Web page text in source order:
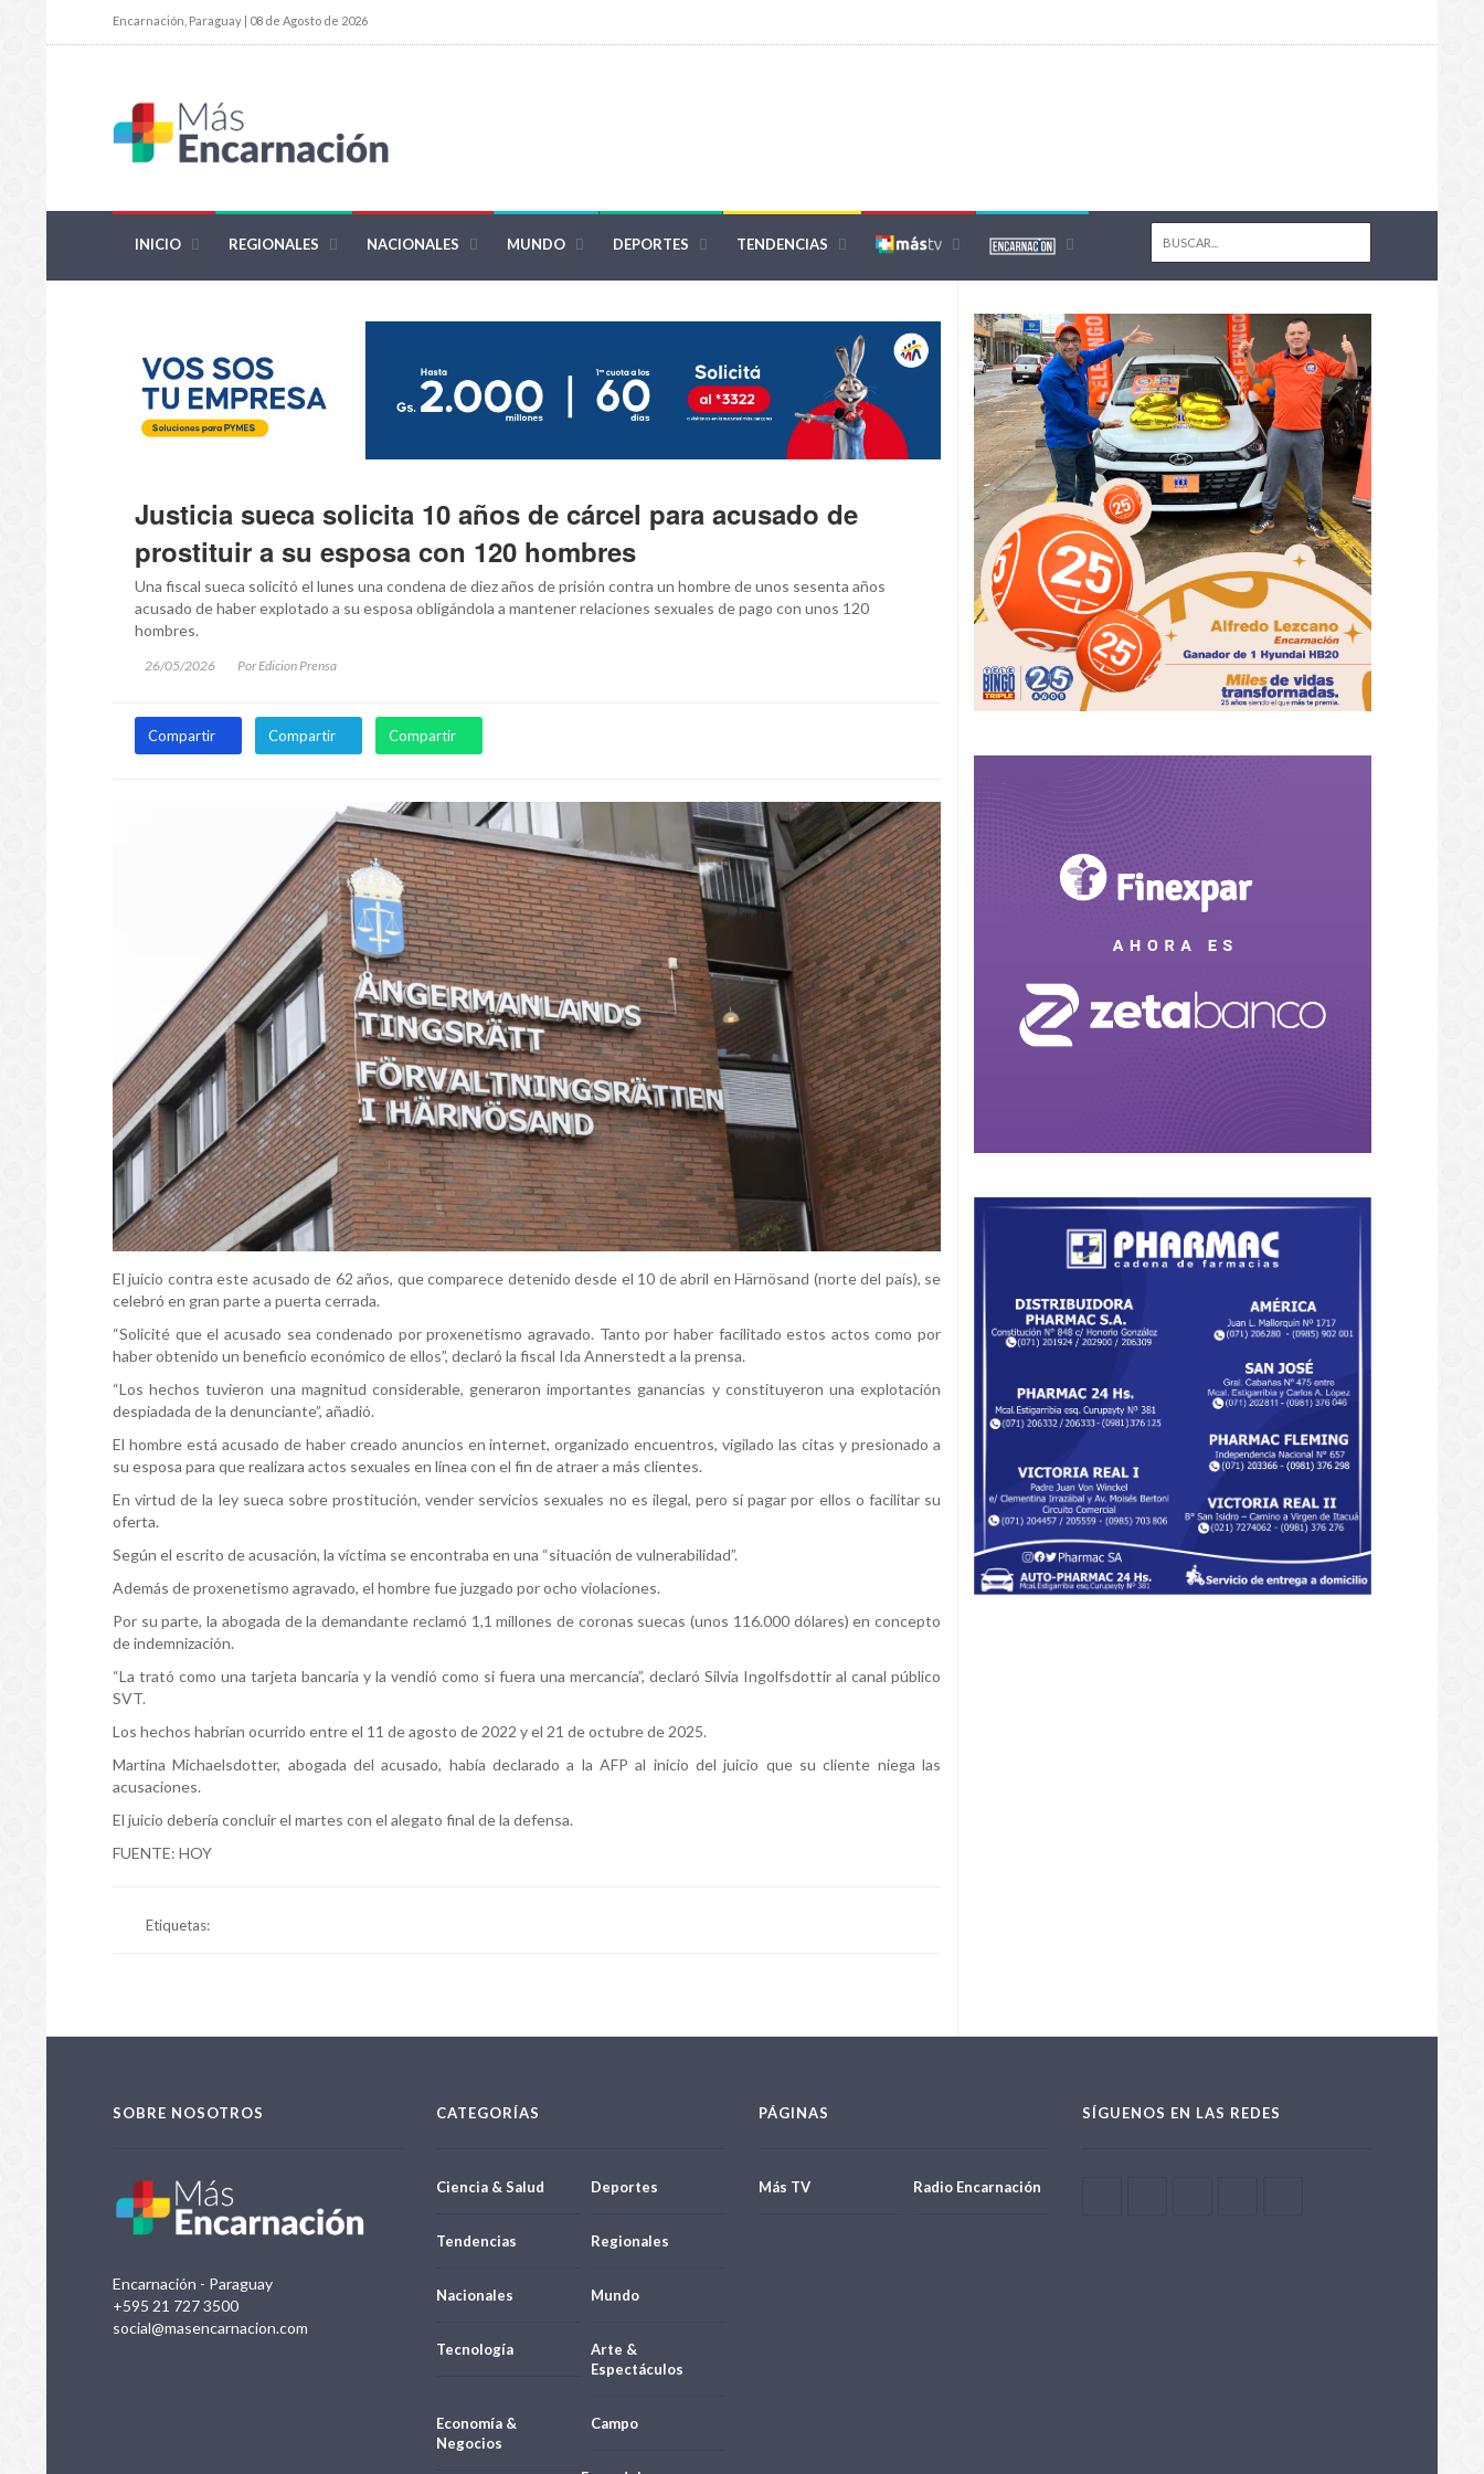
Encarnación, Paraguay | 08 de Agosto de 2026
INICIO REGIONALES NACIONALES MUNDO DEPORTES TENDENCIAS
Justicia sueca solicita 10 años de cárcel para acusado de
prostituir a su esposa con 120 hombres
Una fiscal sueca solicitó el lunes una condena de diez años de prisión contra un hombre de unos sesenta años
acusado de haber explotado a su esposa obligándola a mantener relaciones sexuales de pago con unos 120
hombres.
26/05/2026 Por Edicion Prensa
Compartir Compartir Compartir
El juicio contra este acusado de 62 años, que comparece detenido desde el 10 de abril en Härnösand (norte del país), se
celebró en gran parte a puerta cerrada.
“Solicité que el acusado sea condenado por proxenetismo agravado. Tanto por haber facilitado estos actos como por
haber obtenido un beneficio económico de ellos”, declaró la fiscal Ida Annerstedt a la prensa.
“Los hechos tuvieron una magnitud considerable, generaron importantes ganancias y constituyeron una explotación
despiadada de la denunciante”, añadió.
El hombre está acusado de haber creado anuncios en internet, organizado encuentros, vigilado las citas y presionado a
su esposa para que realizara actos sexuales en línea con el fin de atraer a más clientes.
En virtud de la ley sueca sobre prostitución, vender servicios sexuales no es ilegal, pero sí pagar por ellos o facilitar su
oferta.
Según el escrito de acusación, la víctima se encontraba en una “situación de vulnerabilidad”.
Además de proxenetismo agravado, el hombre fue juzgado por ocho violaciones.
Por su parte, la abogada de la demandante reclamó 1,1 millones de coronas suecas (unos 116.000 dólares) en concepto
de indemnización.
“La trató como una tarjeta bancaria y la vendió como si fuera una mercancía”, declaró Silvia Ingolfsdottir al canal público
SVT.
Los hechos habrían ocurrido entre el 11 de agosto de 2022 y el 21 de octubre de 2025.
Martina Michaelsdotter, abogada del acusado, había declarado a la AFP al inicio del juicio que su cliente niega las
acusaciones.
El juicio debería concluir el martes con el alegato final de la defensa.
FUENTE: HOY
Etiquetas:
SOBRE NOSOTROS
Encarnación - Paraguay
+595 21 727 3500
social@masencarnacion.com
CATEGORÍAS
Ciencia & Salud Deportes
Tendencias Regionales
Nacionales Mundo
Tecnología
Arte &
Espectáculos
Economía &
Negocios
Campo
PÁGINAS
Más TV Radio Encarnación
SÍGUENOS EN LAS REDES